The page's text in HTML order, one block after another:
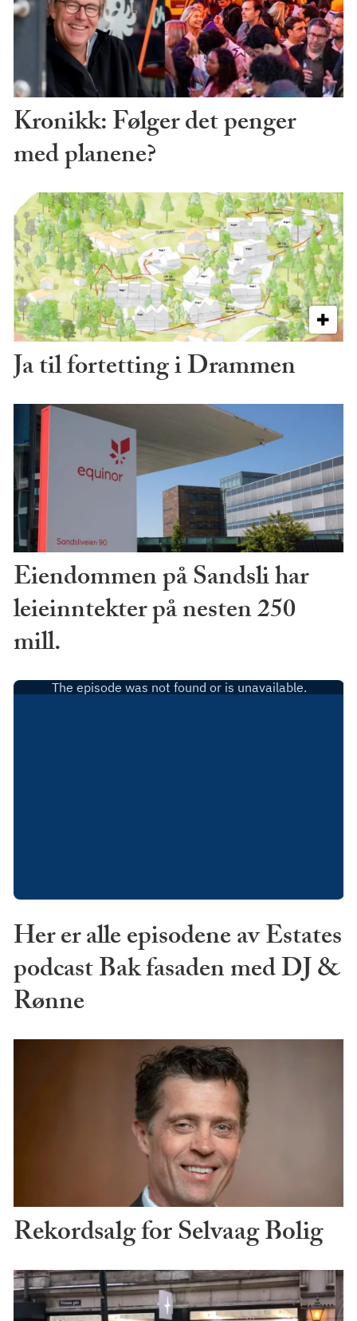
Kronikk: Følger det penger
med planene?
Ja til fortetting i Drammen
Eiendommen på Sandsli har
leieinntekter på nesten 250
mill.
Her er alle episodene av Estates
podcast Bak fasaden med DJ &
Rønne
Rekordsalg for Selvaag Bolig